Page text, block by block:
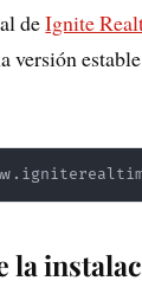
deIgnite
versión
la